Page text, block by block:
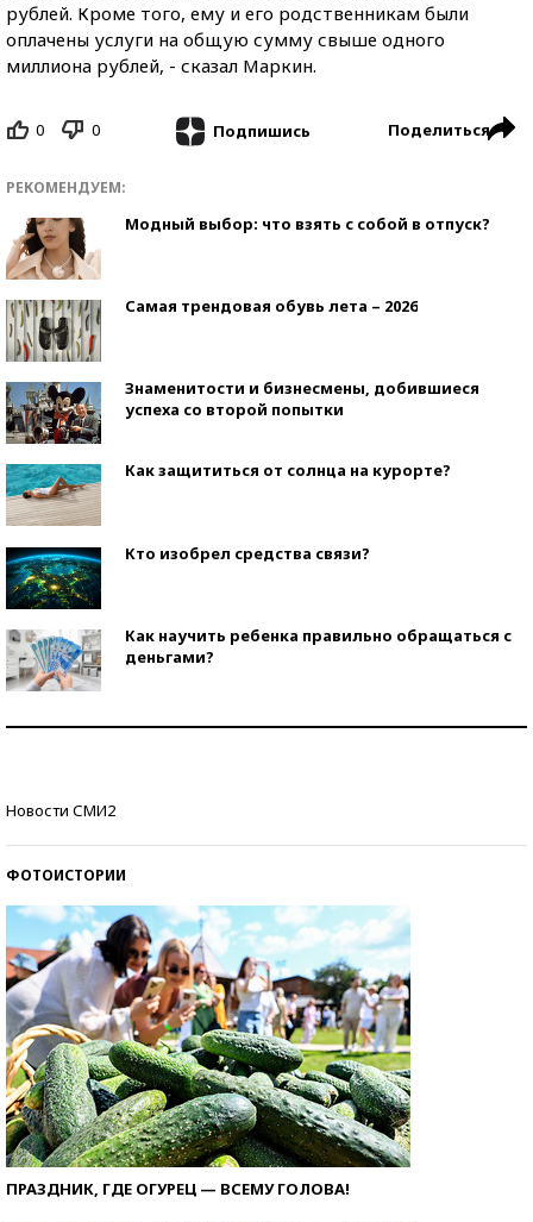
рублей. Кроме того, ему и его родственникам были
оплачены услуги на общую сумму свыше одного
миллиона рублей, - сказал Маркин.
0 0 Подпишись Поделиться
РЕКОМЕНДУЕМ:
Модный выбор: что взять с собой в отпуск?
Самая трендовая обувь лета – 2026
Знаменитости и бизнесмены, добившиеся
успеха со второй попытки
Как защититься от солнца на курорте?
Кто изобрел средства связи?
Как научить ребенка правильно обращаться с
деньгами?
Новости СМИ2
ФОТОИСТОРИИ
ПРАЗДНИК, ГДЕ ОГУРЕЦ — ВСЕМУ ГОЛОВА!